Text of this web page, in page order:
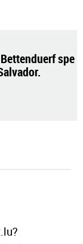
Bettenduerf spe